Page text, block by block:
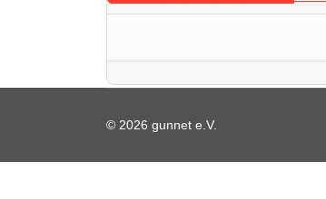
© 2026 gunnet e.V.